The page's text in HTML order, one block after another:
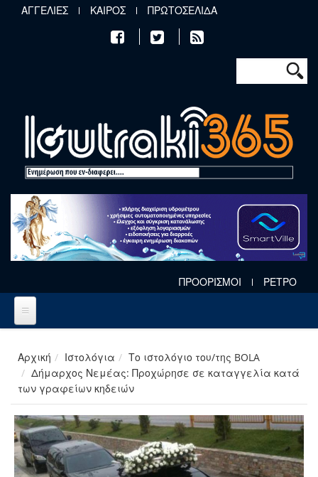
Παράκαμψη προς το κυρίως περιεχόμενο
ΑΓΓΕΛΙΕΣ ΚΑΙΡΟΣ ΠΡΩΤΟΣΕΛΙΔΑ
Φόρμα
Αναζήτηση
ΠΡΟΟΡΙΣΜΟΙ ΡΕΤΡΟ
Αρχική Ιστολόγια
Το ιστολόγιο του/της BOLA
Δήμαρχος Νεμέας: Προχώρησε σε καταγγελία κατά
των γραφείων κηδειών